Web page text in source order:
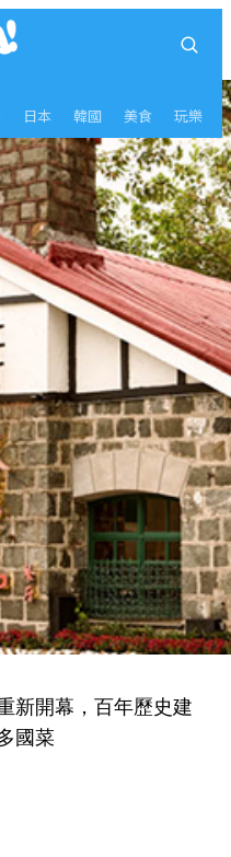
日本 韓國 美食 玩樂
新開幕，百年歷史建
國菜